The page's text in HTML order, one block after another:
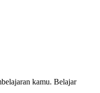
kamu. Belajar